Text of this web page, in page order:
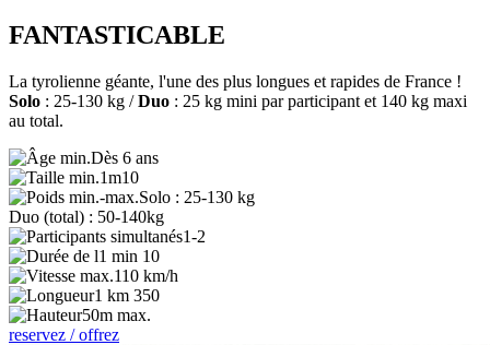
FANTASTICABLE
La tyrolienne géante, l'une des plus longues et rapides de France !
Solo : 25-130 kg /Duo : 25 kg mini par participant et 140 kg maxi
au total.
Dès 6 ans
1m10
Solo : 25-130 kg
Duo (total) : 50-140kg
1-2
1 min 10
110 km/h
1 km 350
50m max.
reservez / offrez